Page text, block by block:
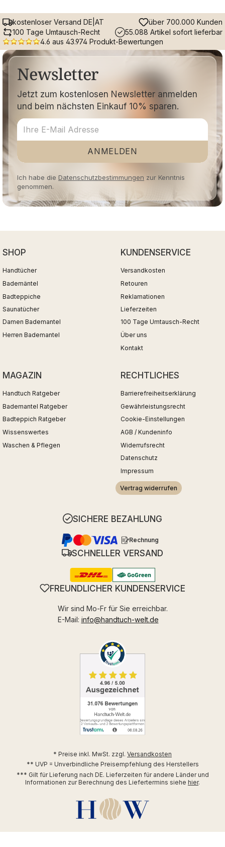
kostenloser Versand DE|AT
über 700.000 Kunden
100 Tage Umtausch-Recht
55.088 Artikel sofort lieferbar
4.6 aus 43.974 Produkt-Bewertungen
Newsletter
Jetzt zum kostenlosen Newsletter anmelden
und beim nächsten Einkauf 10% sparen.
ANMELDEN
Ich habe die Datenschutzbestimmungen zur Kenntnis
genommen.
SHOP
Handtücher
Bademäntel
Badteppiche
Saunatücher
Damen Bademantel
Herren Bademantel
KUNDENSERVICE
Versandkosten
Retouren
Reklamationen
Lieferzeiten
100 Tage Umtausch-Recht
Über uns
Kontakt
MAGAZIN
Handtuch Ratgeber
Bademantel Ratgeber
Badteppich Ratgeber
Wissenswertes
Waschen & Pflegen
RECHTLICHES
Barrierefreiheitserklärung
Gewährleistungsrecht
Cookie-Einstellungen
AGB / Kundeninfo
Widerrufsrecht
Datenschutz
Impressum
Vertrag widerrufen
SICHERE BEZAHLUNG
Rechnung
SCHNELLER VERSAND
FREUNDLICHER KUNDENSERVICE
Wir sind Mo-Fr für Sie erreichbar.
E-Mail: info@handtuch-welt.de
* Preise inkl. MwSt. zzgl. Versandkosten
** UVP = Unverbindliche Preisempfehlung des Herstellers
*** Gilt für Lieferung nach DE. Lieferzeiten für andere Länder und
Informationen zur Berechnung des Liefertermins siehe hier.